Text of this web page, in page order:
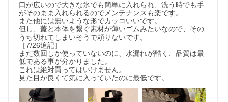
口が広いので大きな氷でも簡単に入れられ、洗う時でも手
がそのまま入れられるのでメンテナンスも楽です。
また他には無いような形でカッコいいです。
但し、蓋と本体を繋ぐ素材が薄いゴムみたいなので、その
うち切れてしまいそうで頼りないです。
［7/26追記］
まだ数回しか使っていないのに、水漏れが酷く、品質は最
低である事が分かりました。
これは絶対買ってはいけません。
見た目が良くて気に入っていたのに最低です。